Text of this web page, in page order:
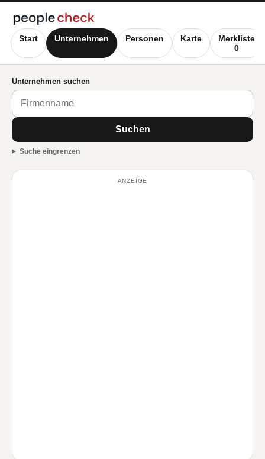
Start Unternehmen Personen Karte
Merkliste
0
Unternehmen suchen
Suchen
Suche eingrenzen
ANZEIGE